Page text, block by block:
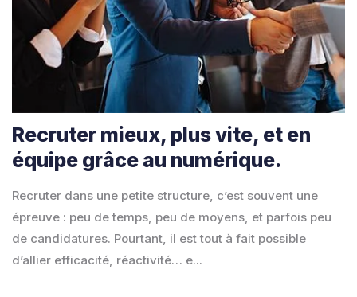
Recruter mieux, plus vite, et en
équipe grâce au numérique.
Recruter dans une petite structure, c’est souvent une
épreuve : peu de temps, peu de moyens, et parfois peu
de candidatures. Pourtant, il est tout à fait possible
d’allier efficacité, réactivité… e...